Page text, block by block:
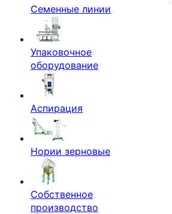
Семенные линии
Упаковочное
оборудование
Аспирация
Нории зерновые
Собственное
производство